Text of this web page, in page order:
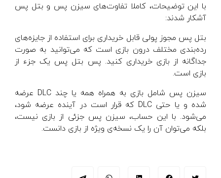
با این توضیحات، کاملا تفاوت‌های سیزن پس و بتل پس
آشکار شدند:
بتل پس مجوز پولی قابل خریداری برای استفاده از جایزه‌های
رده‌بندی مختلف درون بازی است که می‌توانید به صورت
جداگانه از بازی خریداری کنید. پس بتل پس یک جزء از
بازی است.
سیزن پس شامل بازی به همراه همه یا چند DLC عرضه
شده و یا حتی DLC که قرار است در آینده عرضه شود،
می‌شود. با این حساب، سیزن پس جزئی از بازی نیست،
بلکه می‌توان آن را یک نسخه‌ی ویژه از بازی دانست.